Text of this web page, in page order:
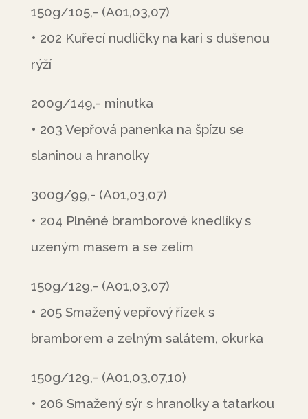
150g/105,- (A01,03,07)
• 202 Kuřecí nudličky na kari s dušenou
rýží
200g/149,- minutka
• 203 Vepřová panenka na špízu se
slaninou a hranolky
300g/99,- (A01,03,07)
• 204 Plněné bramborové knedlíky s
uzeným masem a se zelím
150g/129,- (A01,03,07)
• 205 Smažený vepřový řízek s
bramborem a zelným salátem, okurka
150g/129,- (A01,03,07,10)
• 206 Smažený sýr s hranolky a tatarkou